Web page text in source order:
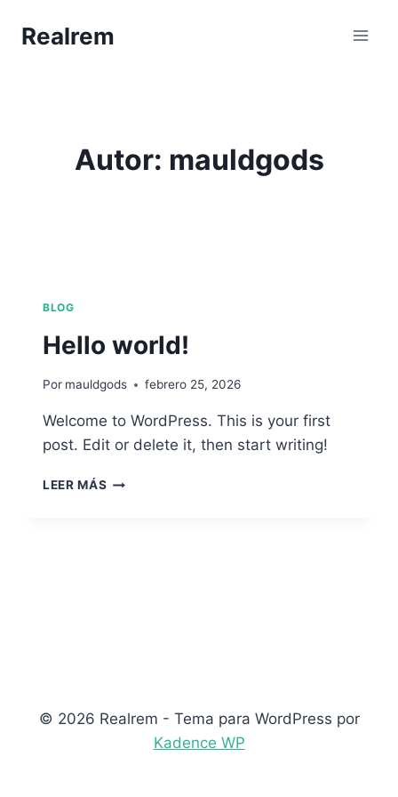
Realrem
Autor: mauldgods
BLOG
Hello world!
Por mauldgods febrero 25, 2026
Welcome to WordPress. This is your first
post. Edit or delete it, then start writing!
LEER MÁS HELLO
© 2026 Realrem - Tema para WordPress por
Kadence WP